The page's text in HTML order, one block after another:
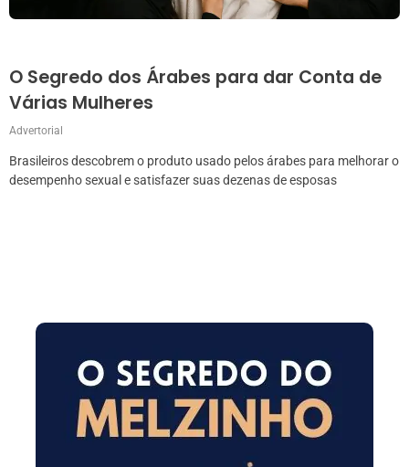
O Segredo dos Árabes para dar Conta de
Várias Mulheres
Advertorial
Brasileiros descobrem o produto usado pelos árabes para melhorar o
desempenho sexual e satisfazer suas dezenas de esposas